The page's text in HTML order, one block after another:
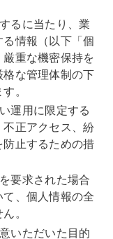
るに当たり、業
情報（以下「個
重な機密保持を
な管理体制の下
。
運用に限定する
正アクセス、紛
止するための措
要求された場合
、個人情報の全
。
いただいた目的